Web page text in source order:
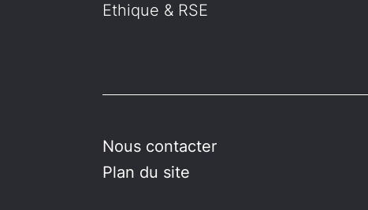
Ethique & RSE
Nous contacter
Plan du site